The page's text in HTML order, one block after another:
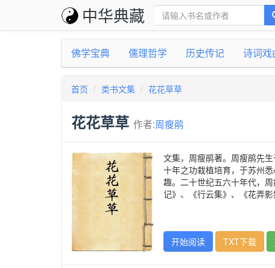
中华典藏
佛学宝典 儒理哲学 历史传记 诗词戏
首页 类书文集 花花草草
花花草草 作者:周瘦鹃
文集，周瘦鹃著。周瘦鹃先
十年之功栽植培育，于苏州
趣。二十世纪五六十年代，
记》、《行云集》、《花弄
开始阅读 TXT下载